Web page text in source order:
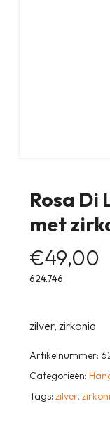
Rosa Di
met
€49,00
624.746
zilver, zirkonia
Artikelnummer:
Categorieën:
Tags: zilver,